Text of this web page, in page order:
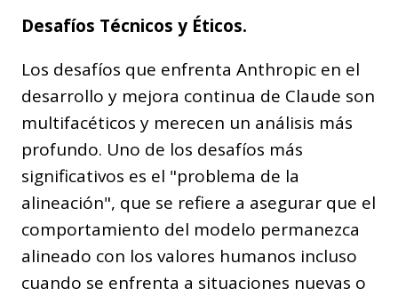
Desafíos Técnicos y Éticos.
Los desafíos que enfrenta Anthropic en el
desarrollo y mejora continua de Claude son
multifacéticos y merecen un análisis más
profundo. Uno de los desafíos más
significativos es el "problema de la
alineación", que se refiere a asegurar que el
comportamiento del modelo permanezca
alineado con los valores humanos incluso
cuando se enfrenta a situaciones nuevas o